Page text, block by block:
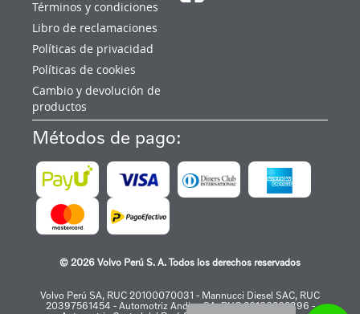
Términos y condiciones
Libro de reclamaciones
Políticas de privacidad
Políticas de cookies
Cambio y devolución de
productos
Métodos de pago:
© 2026 Volvo Perú S. A. Todos los derechos reservados
Volvo Perú SA, RUC 20100070031 - Mannucci Diesel SAC, RUC
20397561454 - Automotriz Andina SA, RUC 20100202396 -